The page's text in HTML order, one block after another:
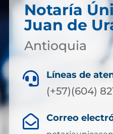
Notaría
Juan de
Antioquia
 Líneas de
(+57)(604)
 Correo